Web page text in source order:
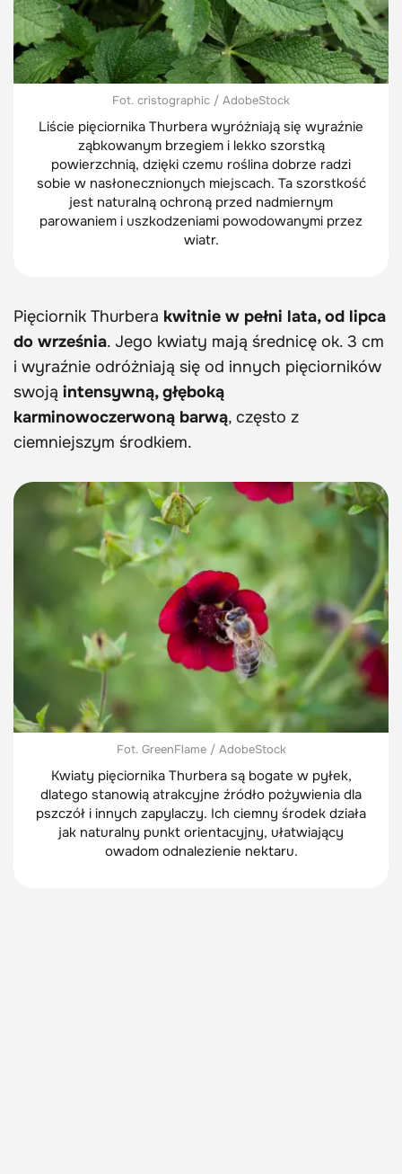
Fot. cristographic / AdobeStock
Liście pięciornika Thurbera wyróżniają się wyraźnie
ząbkowanym brzegiem i lekko szorstką
powierzchnią, dzięki czemu roślina dobrze radzi
sobie w nasłonecznionych miejscach. Ta szorstkość
jest naturalną ochroną przed nadmiernym
parowaniem i uszkodzeniami powodowanymi przez
wiatr.
Pięciornik Thurbera kwitnie w pełni lata, od lipca
do września. Jego kwiaty mają średnicę ok. 3 cm
i wyraźnie odróżniają się od innych pięciorników
swoją intensywną, głęboką
karminowoczerwoną barwą, często z
ciemniejszym środkiem.
Fot. GreenFlame / AdobeStock
Kwiaty pięciornika Thurbera są bogate w pyłek,
dlatego stanowią atrakcyjne źródło pożywienia dla
pszczół i innych zapylaczy. Ich ciemny środek działa
jak naturalny punkt orientacyjny, ułatwiający
owadom odnalezienie nektaru.